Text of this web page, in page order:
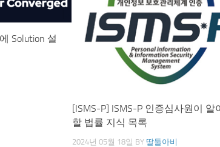
Solution 설
[ISMS-P] ISMS-P 인증심사원이 알
할 법률 지식 목록
2024년 05월 18일 BY딸둘아비